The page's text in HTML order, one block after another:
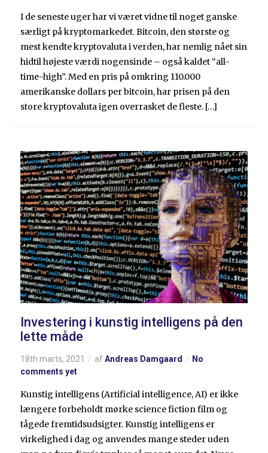
I de seneste uger har vi været vidne til noget ganske
særligt på kryptomarkedet. Bitcoin, den største og
mest kendte kryptovaluta i verden, har nemlig nået sin
hidtil højeste værdi nogensinde – også kaldet “all-
time-high”. Med en pris på omkring 110.000
amerikanske dollars per bitcoin, har prisen på den
store kryptovaluta igen overrasket de fleste. […]
Investering i kunstig intelligens på den
lette måde
18th marts, 2021 afAndreas Damgaard
No
comments yet
Kunstig intelligens (Artificial intelligence, AI) er ikke
længere forbeholdt mørke science fiction film og
tågede fremtidsudsigter. Kunstig intelligens er
virkelighed i dag og anvendes mange steder uden